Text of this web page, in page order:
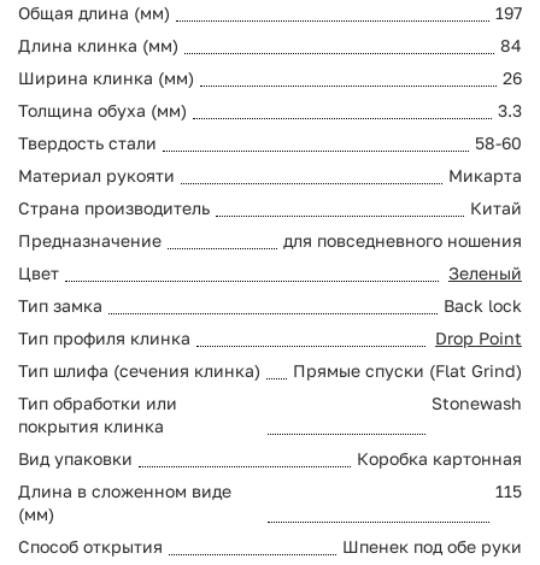
Общая длина (мм)
197
Длина клинка (мм)
84
Ширина клинка (мм)
26
Толщина обуха (мм)
3.3
Твердость стали
58-60
Материал рукояти
Микарта
Страна производитель
Китай
Предназначение
для повседневного ношения
Цвет
Зеленый
Тип замка
Back lock
Тип профиля клинка
Drop Point
Тип шлифа (сечения клинка)
Прямые спуски (Flat Grind)
Тип обработки или
покрытия клинка
Stonewash
Вид упаковки
Коробка картонная
Длина в сложенном виде
(мм)
115
Способ открытия
Шпенек под обе руки